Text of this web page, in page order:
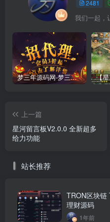
2481
我们一起，
梦三年源码网-梦三年ym会员代理详情
上一篇
星河留言板V2.0.0 全新超多
给力功能
站长推荐
TRON区块链
理财源码
1年前